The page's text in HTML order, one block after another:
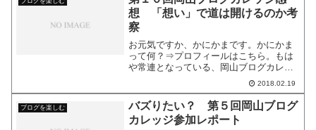
がら加筆修正しました。岡...
想 「想い」で道は開けるのか考
察
お元気ですか、かにかまです。かにかま
って何？⇒プロフィールはこちら。もは
や常連となっている、岡山ブログカレッ
ジに参加してきました。今回のテーマは
「ブログじゃない 想いで道は開ける」
講師は、イオン岡山２Fのレディースショ
ップ「the PARK...
2018.02.19
ブログを楽しむ
バズりたい？ 第５回岡山ブログ
カレッジ参加レポート